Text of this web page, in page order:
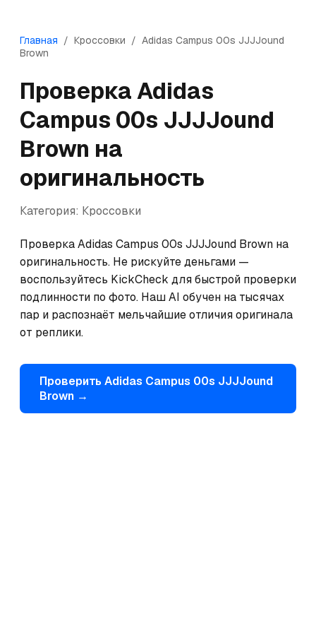
Главная / Кроссовки / Adidas Campus 00s JJJJound
Brown
ПроверкаAdidas
Campus 00s JJJJound
Brown на
оригинальность
Категория: Кроссовки
Проверка Adidas Campus 00s JJJJound Brown на
оригинальность. Не рискуйте деньгами —
воспользуйтесь KickCheck для быстрой проверки
подлинности по фото. Наш AI обучен на тысячах
пар и распознаёт мельчайшие отличия оригинала
от реплики.
Проверить Adidas Campus 00s JJJJound
Brown →